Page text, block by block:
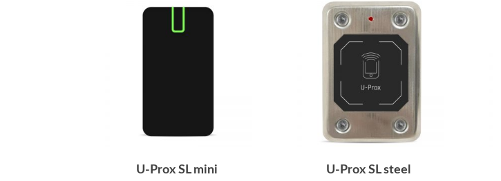
U-Prox SL mini U-Prox SL steel